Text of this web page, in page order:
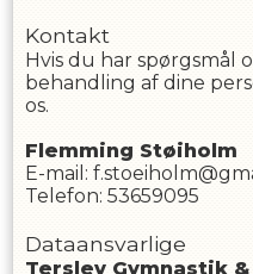
Kontakt
Hvis du har spørgsmål
behandling af dine
os.
Flemming Støiholm
E-mail :
Telefon: 53659095
Dataansvarlige
Terslev Gymnastik